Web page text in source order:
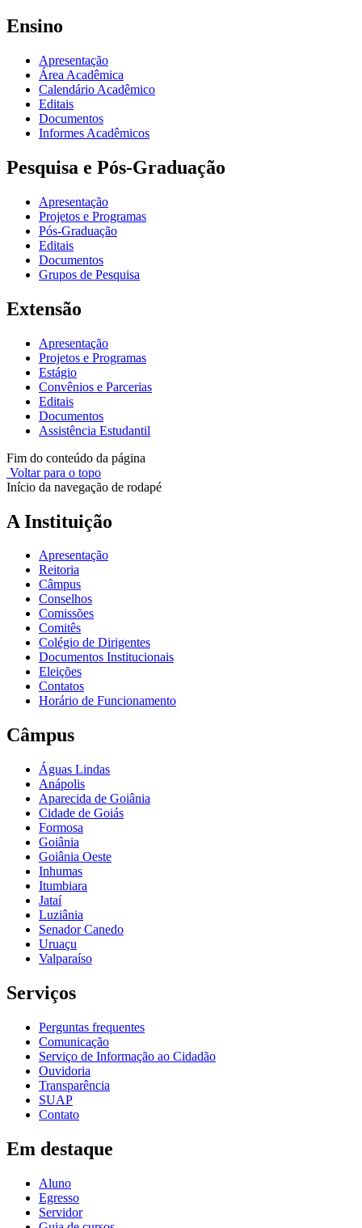
Ensino
Apresentação
Área Acadêmica
Calendário Acadêmico
Editais
Documentos
Informes Acadêmicos
Pesquisa e Pós-Graduação
Apresentação
Projetos e Programas
Pós-Graduação
Editais
Documentos
Grupos de Pesquisa
Extensão
Apresentação
Projetos e Programas
Estágio
Convênios e Parcerias
Editais
Documentos
Assistência Estudantil
Fim do conteúdo da página
Voltar para o topo
Início da navegação de rodapé
A Instituição
Apresentação
Reitoria
Câmpus
Conselhos
Comissões
Comitês
Colégio de Dirigentes
Documentos Institucionais
Eleições
Contatos
Horário de Funcionamento
Câmpus
Águas Lindas
Anápolis
Aparecida de Goiânia
Cidade de Goiás
Formosa
Goiânia
Goiânia Oeste
Inhumas
Itumbiara
Jataí
Luziânia
Senador Canedo
Uruaçu
Valparaíso
Serviços
Perguntas frequentes
Comunicação
Serviço de Informação ao Cidadão
Ouvidoria
Transparência
SUAP
Contato
Em destaque
Aluno
Egresso
Servidor